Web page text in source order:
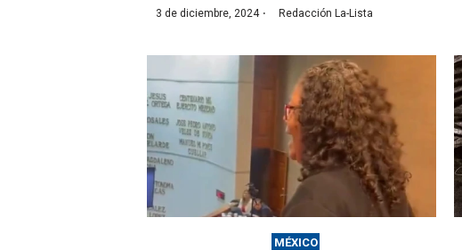
3 de diciembre, 2024· Redacción La-Lista
MÉXICO